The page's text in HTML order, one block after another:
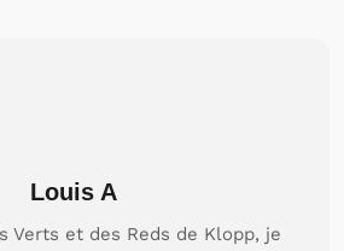
Louis A
Verts et des Reds de Klopp, je